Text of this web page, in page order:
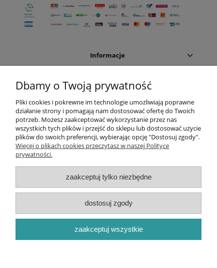
Informacje
Sklep internetowy:
Dział handlowy
Dział handlowy:
Dane firmy:
Centrum Higieny Efekt Sp. z o.o. | Tadeusza Boya Żeleńskiego
108C | 40-750 Katowice | mBank 41 1140 2004 0000 3102 8005
8170
Dbamy o Twoją prywatność
Pliki cookies i pokrewne im technologie umożliwiają poprawne
działanie strony i pomagają nam dostosować ofertę do Twoich
potrzeb. Możesz zaakceptować wykorzystanie przez nas
wszystkich tych plików i przejść do sklepu lub dostosować użycie
plików do swoich preferencji, wybierając opcję "Dostosuj zgody".
Więcej o plikach cookies przeczytasz w naszej Polityce
prywatności.
zaakceptuj tylko niezbędne
dostosuj zgody
zaakceptuj wszystkie